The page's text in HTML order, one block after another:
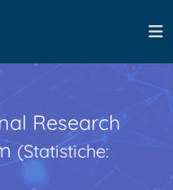
Research
(Statistiche: